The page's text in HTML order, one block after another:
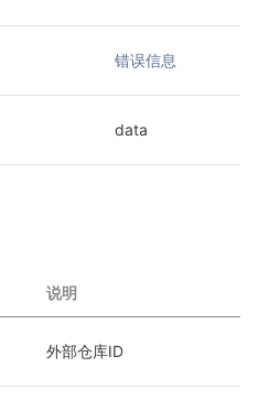
错误信息
data
说明
外部仓库ID